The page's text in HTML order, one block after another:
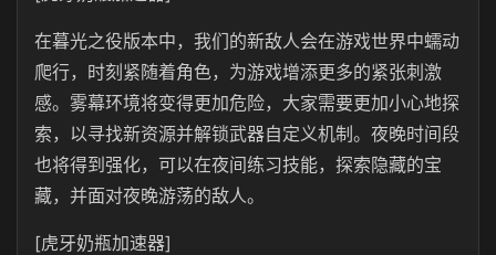
在暮光之役版本中，我们的新敌人会在游戏世界中蠕动
爬行，时刻紧随着角色，为游戏增添更多的紧张刺激
感。雾幕环境将变得更加危险，大家需要更加小心地探
索，以寻找新资源并解锁武器自定义机制。夜晚时间段
也将得到强化，可以在夜间练习技能，探索隐藏的宝
藏，并面对夜晚游荡的敌人。
[虎牙奶瓶加速器]